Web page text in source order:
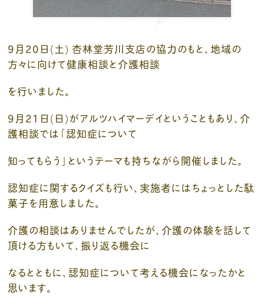
9月20日(土) 杏林堂芳川支店の協力のもと、地域の
方々に向けて健康相談と介護相談
を行いました。
9月21日(日)がアルツハイマーデイということもあり、介
護相談では「認知症について
知ってもらう」というテーマも持ちながら開催しました。
認知症に関するクイズも行い、実施者にはちょっとした駄
菓子を用意しました。
介護の相談はありませんでしたが、介護の体験を話して
頂ける方もいて、振り返る機会に
なるとともに、認知症について考える機会になったかと
思います。